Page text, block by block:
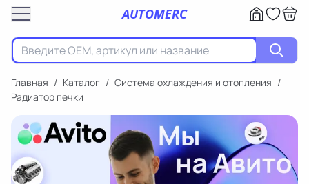
AUTOMERC
Главная / Каталог / Система охлаждения и отопления /
Радиатор печки